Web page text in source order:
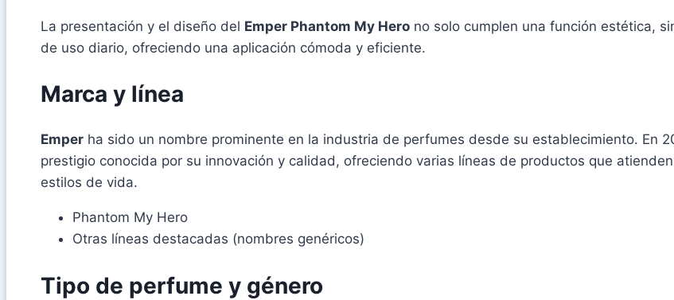
La presentación y el diseño del Emper Phantom My Hero no solo cumplen una función estética,
de uso diario, ofreciendo una aplicación cómoda y eficiente.
Marca y línea
Emper ha sido un nombre prominente en la industria de perfumes desde su establecimiento. En
prestigio conocida por su innovación y calidad, ofreciendo varias líneas de productos que
estilos de vida.
Phantom My Hero
Otras líneas destacadas (nombres genéricos)
Tipo de perfume y género